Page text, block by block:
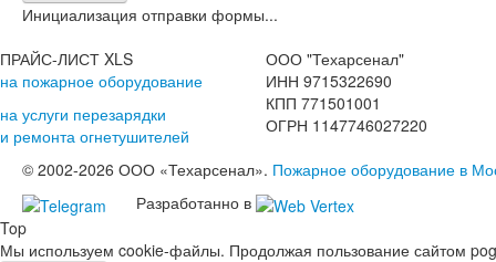
Инициализация отправки формы...
ПРАЙС-ЛИСТ XLS
на пожарное оборудование
на услуги перезарядки
и ремонта огнетушителей
ООО "Техарсенал"
ИНН 9715322690
КПП 771501001
ОГРН 1147746027220
© 2002-2026 ООО «Техарсенал». Пожарное оборудование в
Разработанно в
Top
Мы используем cookie-файлы. Продолжая пользование сайтом